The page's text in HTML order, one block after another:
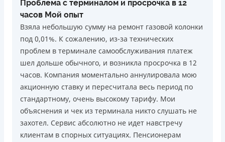
Проблема с терминалом и просрочка в 12
часов Мой опыт
Взяла небольшую сумму на ремонт газовой колонки
под 0,01%. К сожалению, из-за технических
проблем в терминале самообслуживания платеж
шел дольше обычного, и возникла просрочка в 12
часов. Компания моментально аннулировала мою
акционную ставку и пересчитала весь период по
стандартному, очень высокому тарифу. Мои
объяснения и чек из терминала никто слушать не
захотел. Сервис абсолютно не идет навстречу
клиентам в спорных ситуациях. Пенсионерам